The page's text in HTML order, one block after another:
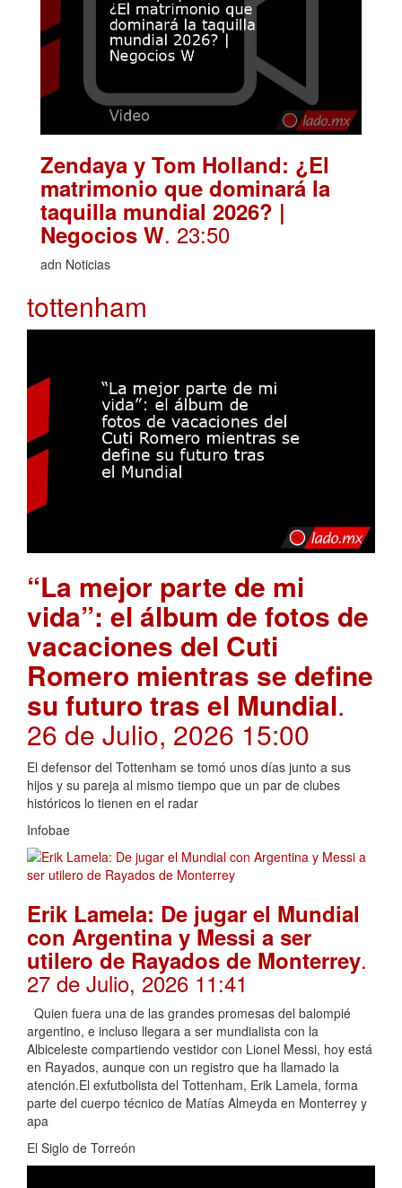
Zendaya y Tom Holland: ¿El
matrimonio que dominará la
taquilla mundial 2026? |
Negocios W. 23:50
adn Noticias
tottenham
“La mejor parte de mi
vida”: el álbum de fotos de
vacaciones del Cuti
Romero mientras se define
su futuro tras el Mundial.
26 de Julio, 2026 15:00
El defensor del Tottenham se tomó unos días junto a sus
hijos y su pareja al mismo tiempo que un par de clubes
históricos lo tienen en el radar
Infobae
Erik Lamela: De jugar el Mundial
con Argentina y Messi a ser
utilero de Rayados de Monterrey.
27 de Julio, 2026 11:41
Quien fuera una de las grandes promesas del balompié
argentino, e incluso llegara a ser mundialista con la
Albiceleste compartiendo vestidor con Lionel Messi, hoy está
en Rayados, aunque con un registro que ha llamado la
atención.El exfutbolista del Tottenham, Erik Lamela, forma
parte del cuerpo técnico de Matías Almeyda en Monterrey y
apa
El Siglo de Torreón